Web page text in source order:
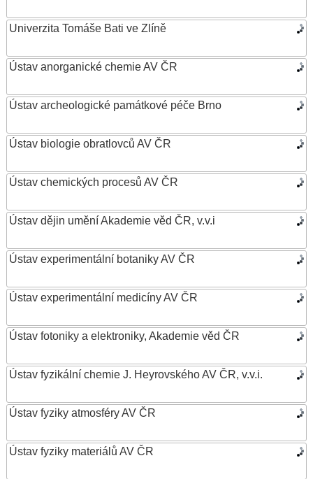
Univerzita Tomáše Bati ve Zlíně
Ústav anorganické chemie AV ČR
Ústav archeologické památkové péče Brno
Ústav biologie obratlovců AV ČR
Ústav chemických procesů AV ČR
Ústav dějin umění Akademie věd ČR, v.v.i
Ústav experimentální botaniky AV ČR
Ústav experimentální medicíny AV ČR
Ústav fotoniky a elektroniky, Akademie věd ČR
Ústav fyzikální chemie J. Heyrovského AV ČR, v.v.i.
Ústav fyziky atmosféry AV ČR
Ústav fyziky materiálů AV ČR